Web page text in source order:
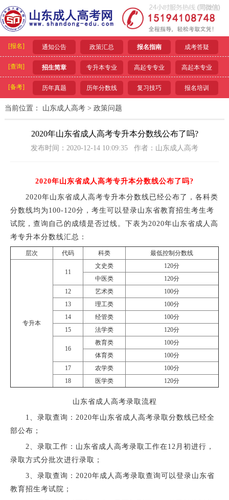
[报名] 通知公告 政策汇总 报名指南 成考答疑
[查询] 招生简章 专升本专业 高起专专业 高起本专业
[备考] 历年真题 历年分数线 复习技巧 报名培训
当前位置： 山东成人高考> 政策问题
2020年山东省成人高考专升本分数线公布了吗?
发布时间：2020-12-14 10:09:35 作者：山东成人高考
2020年山东省成人高考专升本分数线公布了吗?
2020年山东省成人高考专升本分数线已经公布了，各科类
分数线均为100-120分，考生可以登录山东省教育招生考生考
试院，查询自己的成绩是否过线。下表为2020年山东省成人高
考专升本分数线汇总：
层次 代码 科类 最低控制分数线
专升本
11
文史类
120分
中医类
120分
12
艺术类
100分
13
理工类
100分
14
经管类
100分
15
法学类 120分
16
教育类
100分
体育类
100分
17
农学类
100分
18
医学类 120分
山东省成人高考录取流程
1、录取查询：2020年山东省成人高考录取分数线已经全
部公布；
2、录取工作：山东省成人高考录取工作在12月初进行，
录取方式分批次进行录取；
3、录取查询：2020年成人高考录取查询可以登录山东省
教育招生考试院；